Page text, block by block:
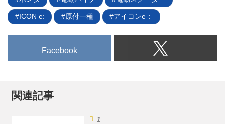
ICON e: 原付一種 アイコンe：
Facebook
関連記事